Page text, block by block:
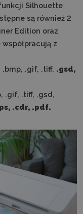
Silhouette
są również 2
Edition oraz
z
.bmp, .gif, .tiff, .gsd,
.gif, .tiff, .gsd,
.cdr, .pdf.